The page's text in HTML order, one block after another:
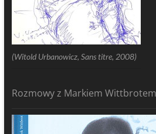
(Witold Urbanowicz, Sans titre, 2008)
Rozmowy z Markiem